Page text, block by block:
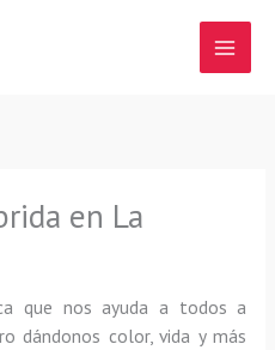
en La
que nos ayuda a todos a
dándonos color, vida y más